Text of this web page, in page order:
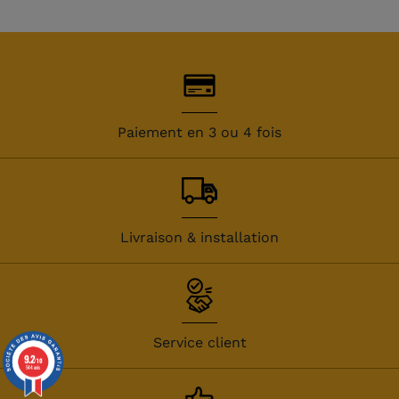
Paiement en 3 ou 4 fois
Livraison & installation
Service client
9.2/10
544 avis